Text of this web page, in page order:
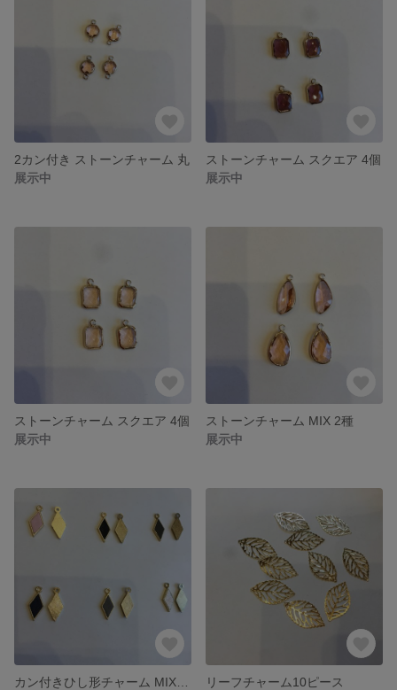
2カン付き ストーンチャーム 丸
展示中
ストーンチャーム スクエア 4個
展示中
ストーンチャーム スクエア 4個
展示中
ストーンチャーム MIX 2種
展示中
リーフチャーム10ピース